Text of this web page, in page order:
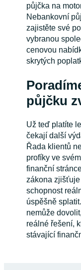
půjčka na
Nebankovní
zajistěte své
vybranou
cenovou
skrytých
půjčku
Už teď platíte
čekají další
Řada klientů
profíky ve
finanční
zákona
schopnost
úspěšně
nemůže
reálné řešení,
stávající